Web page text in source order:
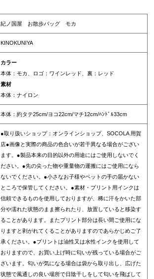
紀ノ国屋 お散歩バッグ モカ
KINOKUNIYA
カラー
本体：モカ、ロゴ：ワインレッド、裏：レッド
素材
本体：ナイロン
本体：約タテ25cm/ヨコ22cm/マチ12cm/ﾊﾝﾄﾞﾙ33cm
●取り扱いショップ：オンラインショップ、SOCOLA 用賀
店●画像と実際の商品の色合いが若干異なる場合がござい
ます。●製品本来の目的以外の用途にはご使用しないでく
ださい。●先の尖った物や重量物の運搬にはご使用になら
ないでください。●小さなお子様やペットの手の届かない
ところで保管してください。●素材・プリント用インクは
信頼できるものを使用しておりますが、稀に汗をかいた部
分や濡れた状態のまま擦られたり、放置していると移染す
ることがあります。またプリント部分は長い間ご使用にな
りますと剥がれてくることがありますのであらかじめご了
承ください。●プリントは油性又は水性インクを使用して
おりますので、お買い上げ時に匂いが残っている場合がご
ざいます。匂いが気になる場合は袋から取り出し、広げた
状態で風通しの良い場所で日陰干しをして匂いを飛ばして